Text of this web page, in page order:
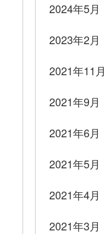
2024年5月
2023年2月
2021年11月
2021年9月
2021年6月
2021年5月
2021年4月
2021年3月